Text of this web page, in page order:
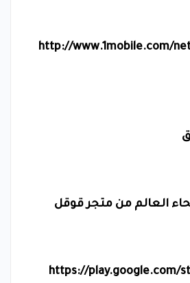
http://www.1mobile.com/
العالم من متجر قوقل
https://play.google.com/